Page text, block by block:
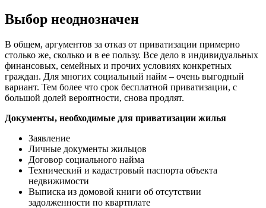
Выбор неоднозначен
В общем, аргументов за отказ от приватизации примерно
столько же, сколько и в ее пользу. Все дело в индивидуальных
финансовых, семейных и прочих условиях конкретных
граждан. Для многих социальный найм – очень выгодный
вариант. Тем более что срок бесплатной приватизации, с
большой долей вероятности, снова продлят.
Документы, необходимые для приватизации жилья
Заявление
Личные документы жильцов
Договор социального найма
Технический и кадастровый паспорта объекта
недвижимости
Выписка из домовой книги об отсутствии
задолженности по квартплате